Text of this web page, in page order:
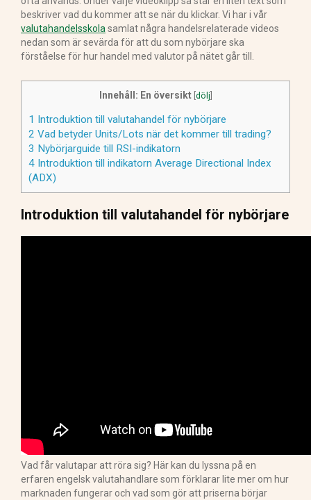
beskriver vad du kommer att se när du klickar. Vi har i vår
valutahandelsskola samlat några handelsrelaterade videos
nedan som är sevärda för att du som nybörjare ska
förståelse för hur handel med valutor på nätet går till.
Innehåll: En översikt dölj
1 Introduktion till valutahandel för nybörjare
2 Vad betyder Units/Lots när det kommer till trading?
3 Nybörjarguide till RSI-indikatorn
4 Introduktion till indikatorn Average Directional Index
(ADX)
Introduktion till valutahandel för nybörjare
Vad får valutapar att röra sig? Här kan du lyssna på en
erfaren engelsk valutahandlare som förklarar lite mer om hur
marknaden fungerar och vad som gör att priserna börjar